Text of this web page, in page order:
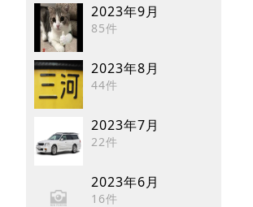
2023年9月
85件
2023年8月
44件
2023年7月
22件
2023年6月
16件